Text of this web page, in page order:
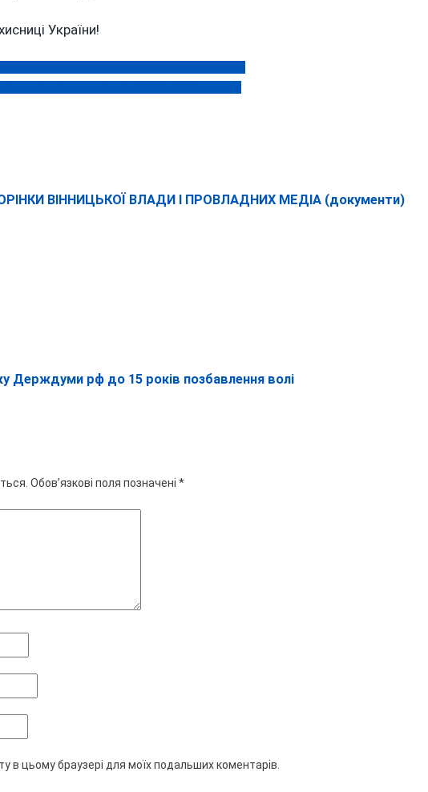
України!
ВІННИЦЬКОЇ ВЛАДИ І ПРОВЛАДНИХ МЕДІА (документи)
Держдуми рф до 15 років позбавлення волі
Обов’язкові поля позначені *
в цьому браузері для моїх подальших коментарів.